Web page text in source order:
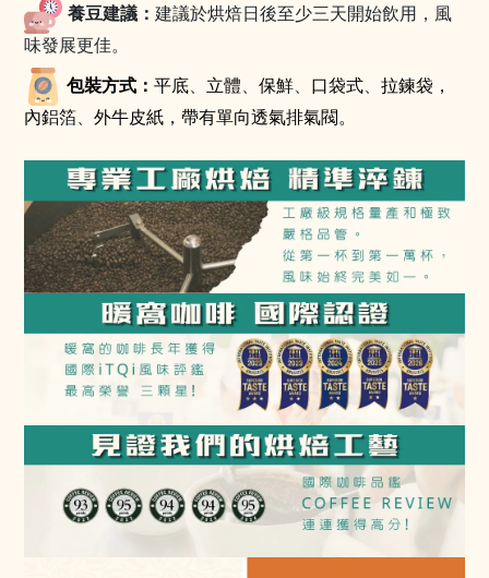
養豆建議： 建議於烘焙日後至少三天開始飲用，風
味發展更佳。
包裝方式： 平底 立體 保鮮 口袋式
拉鍊袋，
內鋁箔
外牛皮紙，帶有單向透氣排氣閥。